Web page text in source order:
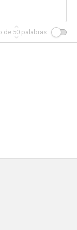
de 50 palabras